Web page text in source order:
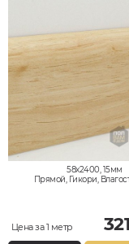
58x2400, 15мм
Прямой, Гикори,
Цена за 1 метр 321